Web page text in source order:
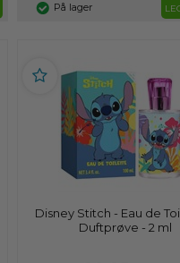
På lager
Disney Stitch - Eau de
Duftprøve - 2 ml